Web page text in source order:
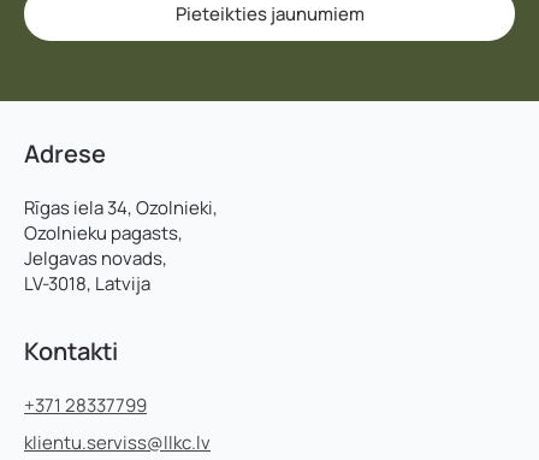
Pieteikties jaunumiem
Adrese
Rīgas iela 34, Ozolnieki,
Ozolnieku pagasts,
Jelgavas novads,
LV-3018, Latvija
Kontakti
+371 28337799
klientu.serviss@llkc.lv